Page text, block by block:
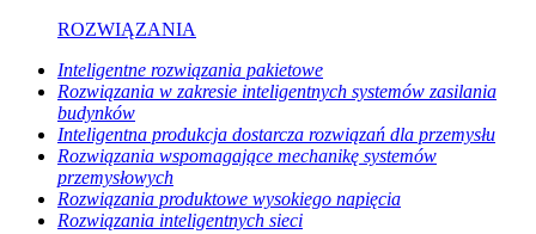
ROZWIĄZANIA
Inteligentne rozwiązania pakietowe
Rozwiązania w zakresie inteligentnych systemów zasilania
budynków
Inteligentna produkcja dostarcza rozwiązań dla przemysłu
Rozwiązania wspomagające mechanikę systemów
przemysłowych
Rozwiązania produktowe wysokiego napięcia
Rozwiązania inteligentnych sieci